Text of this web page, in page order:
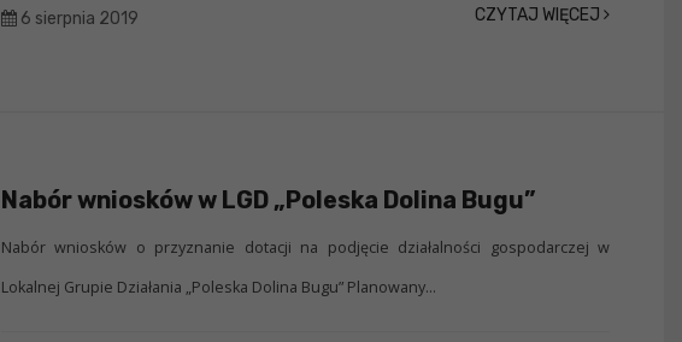
6 sierpnia 2019 CZYTAJ WIĘCEJ
Nabór wniosków w LGD „Poleska Dolina Bugu”
Nabór wniosków o przyznanie dotacji na podjęcie działalności gospodarczej w
Lokalnej Grupie Działania „Poleska Dolina Bugu” Planowany...